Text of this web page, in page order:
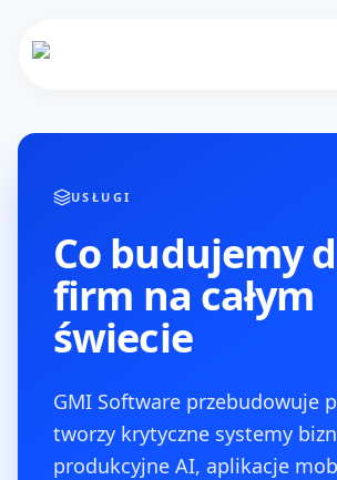
USŁUGI
Co budujemy
firm na całym
świecie
GMI Software przebudowuje
tworzy krytyczne systemy
produkcyjne AI, aplikacje